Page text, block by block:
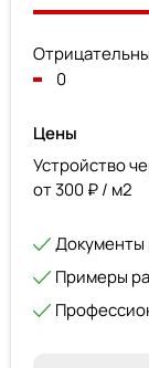
0
Цены
Устройство
от 300 ₽ / м2
Документы
Примеры